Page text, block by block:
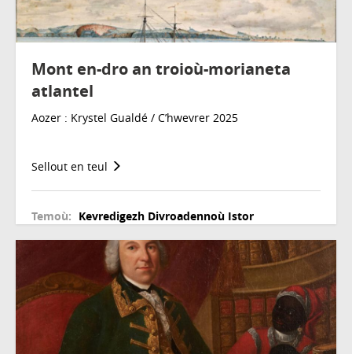
Mont en-dro an troioù-morianeta
atlantel
Aozer : Krystel Gualdé / C’hwevrer 2025
Sellout en teul
Temoù: Kevredigezh Divroadennoù Istor